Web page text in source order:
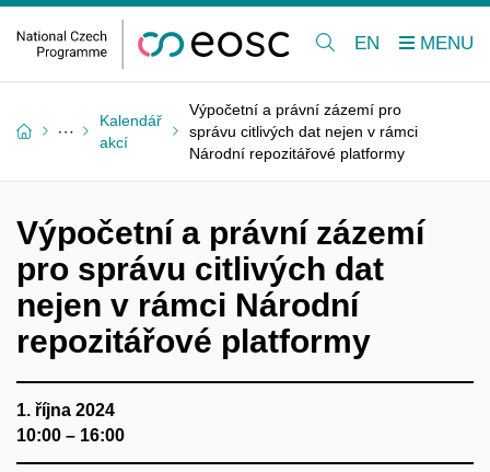
EN
Kalendář
akcí
Výpočetní a právní zázemí pro
správu citlivých dat nejen v rámci
Národní repozitářové platformy
Výpočetní a právní zázemí
pro správu citlivých dat
nejen v rámci Národní
repozitářové platformy
1. října 2024
10:00 – 16:00